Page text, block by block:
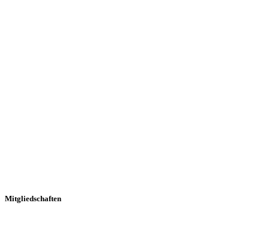
Mitgliedschaften